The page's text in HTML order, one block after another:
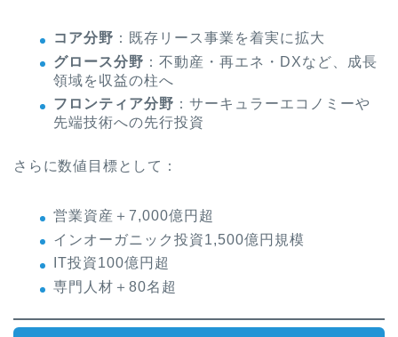
コア分野 ：既存リース事業を着実に拡大
グロース分野 ：不動産・再エネ・DXなど、成長
領域を収益の柱へ
フロンティア分野 ：サーキュラーエコノミーや
先端技術への先行投資
さらに数値目標として：
営業資産＋7,000億円超
インオーガニック投資1,500億円規模
IT投資100億円超
専門人材＋80名超